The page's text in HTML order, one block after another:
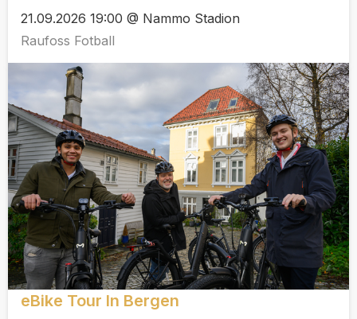
21.09.2026 19:00 @ Nammo Stadion
Raufoss Fotball
eBike Tour In Bergen